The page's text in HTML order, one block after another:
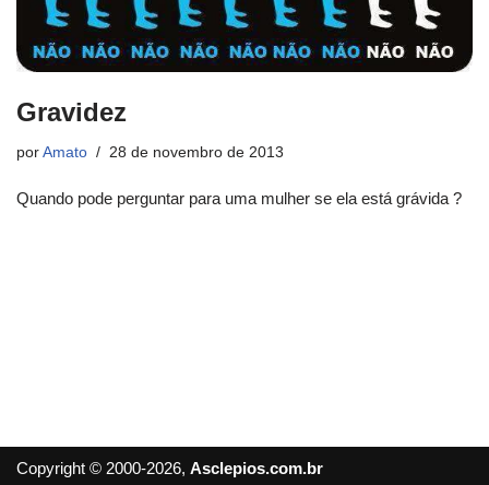
Gravidez
por Amato 28 de novembro de 2013
Quando pode perguntar para uma mulher se ela está grávida ?
Copyright © 2000-2026, Asclepios.com.br